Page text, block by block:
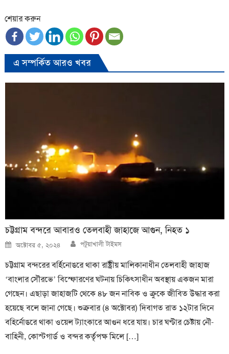
শেয়ার করুন
এ সম্পর্কিত আরও খবর
চট্টগ্রাম বন্দরে আবারও তেলবাহী জাহাজে আগুন, নিহত ১
Posted
on
অক্টোবর ৫, ২০২৪ Author
পটুয়াখালী টাইমস
চট্টগ্রাম বন্দরের বর্হিনোঙরে থাকা রাষ্ট্রীয় মালিকানাধীন তেলবাহী জাহাজ
‘বাংলার সৌরভে’ বিস্ফোরণের ঘটনায় চিকিৎসাধীন অবস্থায় একজন মারা
গেছেন। এছাড়া জাহাজটি থেকে ৪৮ জন নাবিক ও ক্রুকে জীবিত উদ্ধার করা
হয়েছে বলে জানা গেছে। শুক্রবার (৪ অক্টোবর) দিবাগত রাত ১২টার দিনে
বহির্নোঙরে থাকা ওয়েল ট্যাংকারে আগুন ধরে যায়। চার ঘণ্টার চেষ্টায় নৌ-
বাহিনী, কোস্টগার্ড ও বন্দর কর্তৃপক্ষ মিলে […]